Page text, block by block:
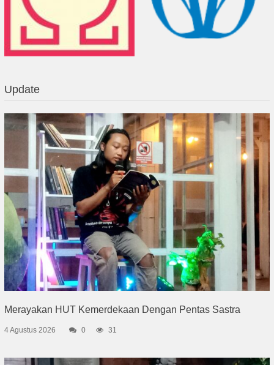
Update
Merayakan HUT Kemerdekaan Dengan Pentas Sastra
4 Agustus 2026 0 31